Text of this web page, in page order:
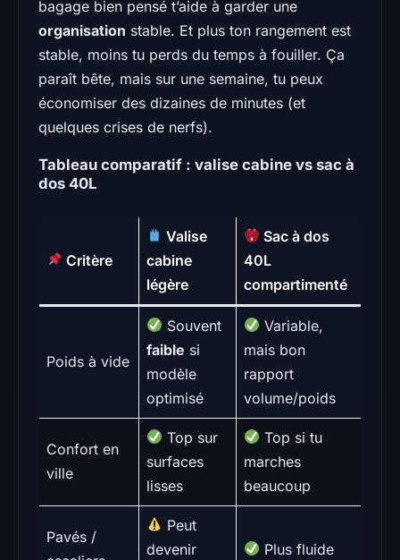
bagage bien pensé t’aide à garder une
organisation stable. Et plus ton rangement est
stable, moins tu perds du temps à fouiller. Ça
paraît bête, mais sur une semaine, tu peux
économiser des dizaines de minutes (et
quelques crises de nerfs).
Tableau comparatif : valise cabine vs sac à
dos 40L
Critère
Valise
cabine
légère
Sac à dos
40L
compartimenté
Poids à vide
Souvent
faible si
modèle
optimisé
Variable,
mais bon
rapport
volume/poids
Confort en
ville
Top sur
surfaces
lisses
Top si tu
marches
beaucoup
Pavés /
Peut
devenir
Plus fluide